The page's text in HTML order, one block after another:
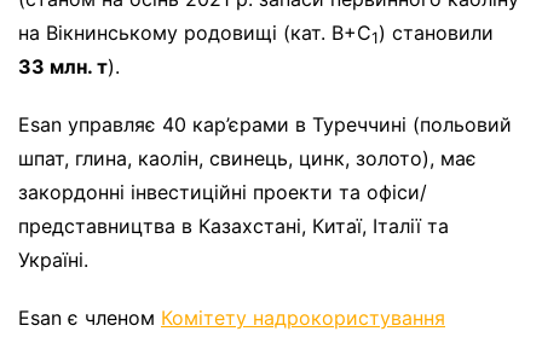
на Вікнинському родовищі (кат. В+С1) становили
33 млн. т).
Esan управляє 40 кар’єрами в Туреччині (польовий
шпат, глина, каолін, свинець, цинк, золото), має
закордонні інвестиційні проекти та офіси/
представництва в Казахстані, Китаї, Італії та
Україні.
Esan є членом Комітету надрокористування